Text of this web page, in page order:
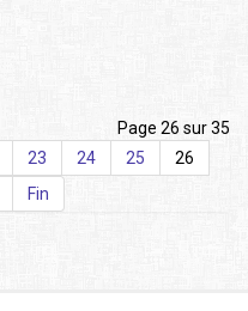
Page 26 sur 35
23 24 25
26
Fin